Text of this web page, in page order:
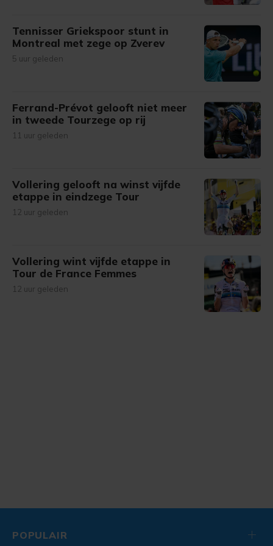
Tennisser Griekspoor stunt in
Montreal met zege op Zverev
5 uur geleden
Ferrand-Prévot gelooft niet meer
in tweede Tourzege op rij
11 uur geleden
Vollering gelooft na winst vijfde
etappe in eindzege Tour
12 uur geleden
Vollering wint vijfde etappe in
Tour de France Femmes
12 uur geleden
POPULAIR